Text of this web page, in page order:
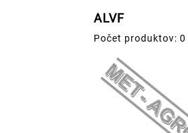
ALVF
Počet produktov: 0